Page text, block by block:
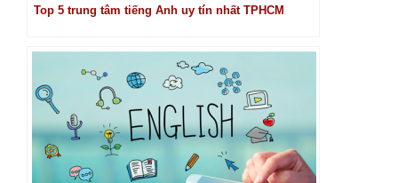
Top 5 trung tâm tiếng Anh uy tín nhất TPHCM